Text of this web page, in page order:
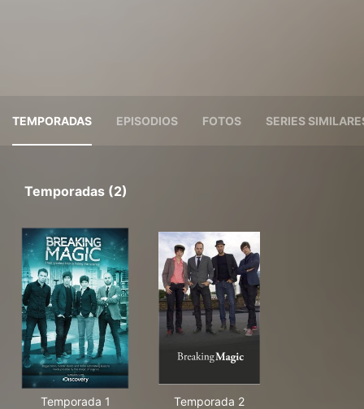
TEMPORADAS EPISODIOS FOTOS SERIES
Temporadas (2)
Temporada 1
Temporada 2